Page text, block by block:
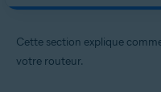
Cette section explique
votre routeur.